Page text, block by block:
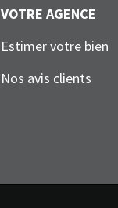
VOTRE AGENCE
Estimer votre bien
Nos avis clients